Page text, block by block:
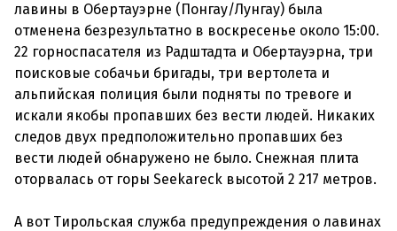
лавины в Обертауэрне (Понгау/Лунгау) была
отменена безрезультатно в воскресенье около 15:00.
22 горноспасателя из Радштадта и Обертауэрна, три
поисковые собачьи бригады, три вертолета и
альпийская полиция были подняты по тревоге и
искали якобы пропавших без вести людей. Никаких
следов двух предположительно пропавших без
вести людей обнаружено не было. Снежная плита
оторвалась от горы Seekareck высотой 2 217 метров.
А вот Тирольская служба предупреждения о лавинах